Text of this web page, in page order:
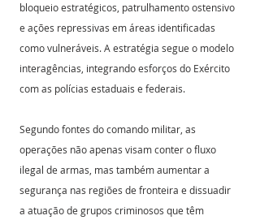
bloqueio estratégicos, patrulhamento ostensivo
e ações repressivas em áreas identificadas
como vulneráveis. A estratégia segue o modelo
interagências, integrando esforços do Exército
com as polícias estaduais e federais.
Segundo fontes do comando militar, as
operações não apenas visam conter o fluxo
ilegal de armas, mas também aumentar a
segurança nas regiões de fronteira e dissuadir
a atuação de grupos criminosos que têm